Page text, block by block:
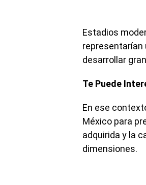
Estadios
representarían
desarrollar
Te Puede
En ese
México para
adquirida y la
dimensiones.